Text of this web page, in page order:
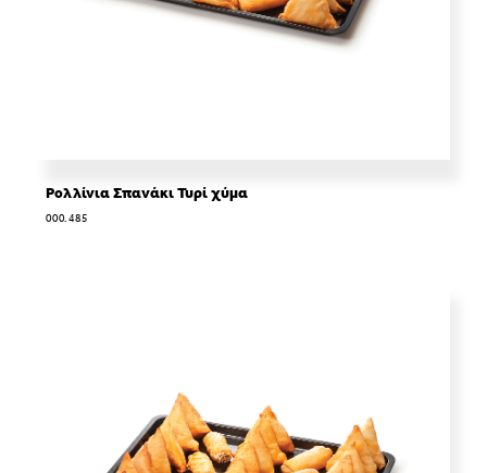
Ρολλίνια Σπανάκι Τυρί χύμα
000.485